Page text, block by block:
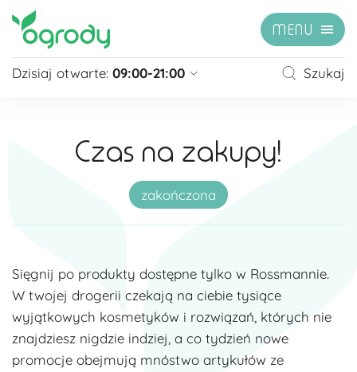
MENU
Dzisiaj otwarte: 09:00-21:00
Niedziela
zamknięte
Niedziela handlowa
10:00 - 20:00
Szukaj
Czas na zakupy!
zakończona
Sięgnij po produkty dostępne tylko w Rossmannie.
W twojej drogerii czekają na ciebie tysiące
wyjątkowych kosmetyków i rozwiązań, których nie
znajdziesz nigdzie indziej, a co tydzień nowe
promocje obejmują mnóstwo artykułów ze